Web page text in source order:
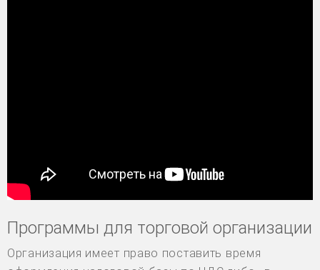
Программы для торговой организации
Организация имеет право поставить время